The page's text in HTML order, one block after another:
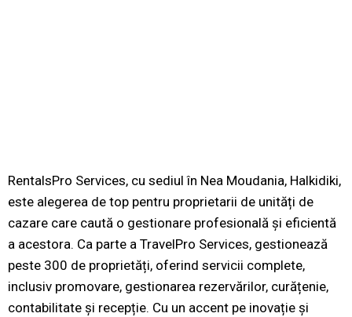
RentalsPro Services, cu sediul în Nea Moudania, Halkidiki,
este alegerea de top pentru proprietarii de unități de
cazare care caută o gestionare profesională și eficientă
a acestora. Ca parte a TravelPro Services, gestionează
peste 300 de proprietăți, oferind servicii complete,
inclusiv promovare, gestionarea rezervărilor, curățenie,
contabilitate și recepție. Cu un accent pe inovație și